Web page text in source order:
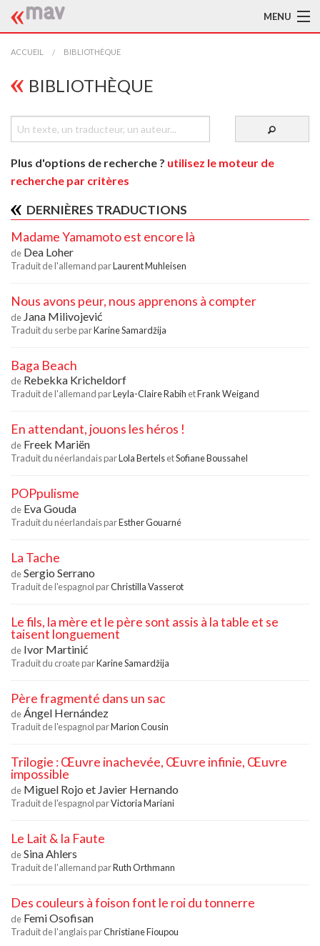
MENU
ACCUEIL
LA MAV
TRADUCTEURS
PUBLICATIONS
À L'AFFICHE
ACCUEIL BIBLIOTHÈQUE
BIBLIOTHÈQUE
Plus d'options de recherche ? utilisez le moteur de
recherche par critères
DERNIÈRES TRADUCTIONS
Madame Yamamoto est encore là
de Dea Loher
Traduit de l'allemand parLaurent Muhleisen
Nous avons peur, nous apprenons à compter
de Jana Milivojević
Traduit du serbe parKarine Samardžija
Baga Beach
de Rebekka Kricheldorf
Traduit de l'allemand parLeyla-Claire Rabih etFrank Weigand
En attendant, jouons les héros !
de Freek Mariën
Traduit du néerlandais parLola BertelsetSofiane Boussahel
POPpulisme
de Eva Gouda
Traduit du néerlandais parEsther Gouarné
La Tache
deSergio Serrano
Traduit de l'espagnol parChristilla Vasserot
Le fils, la mère et le père sont assis à la table et se
taisent longuement
de Ivor Martinić
Traduit du croate parKarine Samardžija
Père fragmenté dans un sac
deÁngel Hernández
Traduit de l'espagnol parMarion Cousin
Trilogie : Œuvre inachevée, Œuvre infinie, Œuvre
impossible
de Miguel Rojo et Javier Hernando
Traduit de l'espagnol parVictoria Mariani
Le Lait & la Faute
deSina Ahlers
Traduit de l'allemand parRuth Orthmann
Des couleurs à foison font le roi du tonnerre
de Femi Osofisan
Traduit de l'anglais parChristiane Fioupou